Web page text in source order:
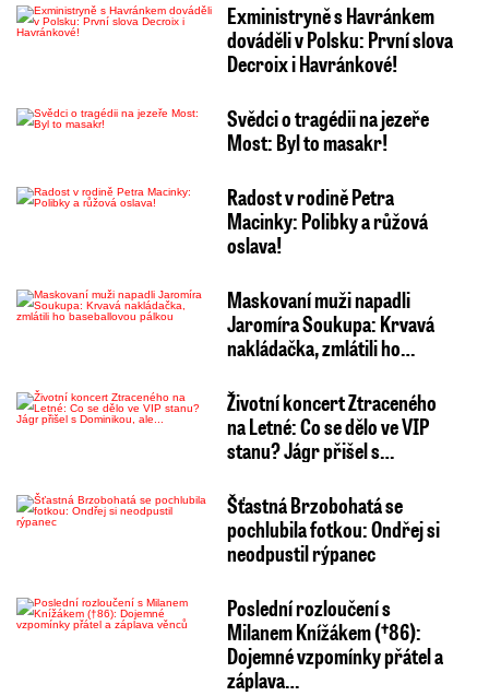
Exministryně s Havránkem
dováděli v Polsku: První slova
Decroix i Havránkové!
Svědci o tragédii na jezeře
Most: Byl to masakr!
Radost v rodině Petra
Macinky: Polibky a růžová
oslava!
Maskovaní muži napadli
Jaromíra Soukupa: Krvavá
nakládačka, zmlátili ho…
Životní koncert Ztraceného
na Letné: Co se dělo ve VIP
stanu? Jágr přišel s…
Šťastná Brzobohatá se
pochlubila fotkou: Ondřej si
neodpustil rýpanec
Poslední rozloučení s
Milanem Knížákem (†86):
Dojemné vzpomínky přátel a
záplava…